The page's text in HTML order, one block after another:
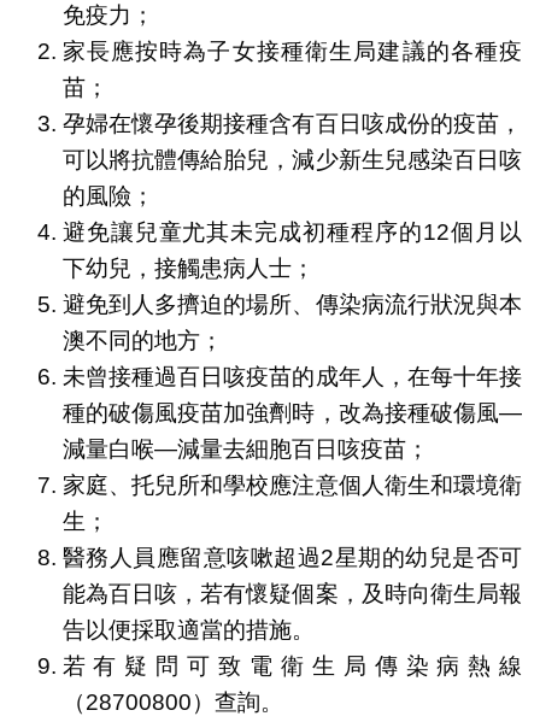
免疫力；
家長應按時為子女接種衛生局建議的各種疫
苗；
孕婦在懷孕後期接種含有百日咳成份的疫苗，
可以將抗體傳給胎兒，減少新生兒感染百日咳
的風險；
避免讓兒童尤其未完成初種程序的12個月以
下幼兒，接觸患病人士；
避免到人多擠迫的場所、傳染病流行狀況與本
澳不同的地方；
未曾接種過百日咳疫苗的成年人，在每十年接
種的破傷風疫苗加強劑時，改為接種破傷風—
減量白喉—減量去細胞百日咳疫苗；
家庭、托兒所和學校應注意個人衛生和環境衛
生；
醫務人員應留意咳嗽超過2星期的幼兒是否可
能為百日咳，若有懷疑個案，及時向衛生局報
告以便採取適當的措施。
若有疑問可致電衛生局傳染病熱線
（28700800）查詢。